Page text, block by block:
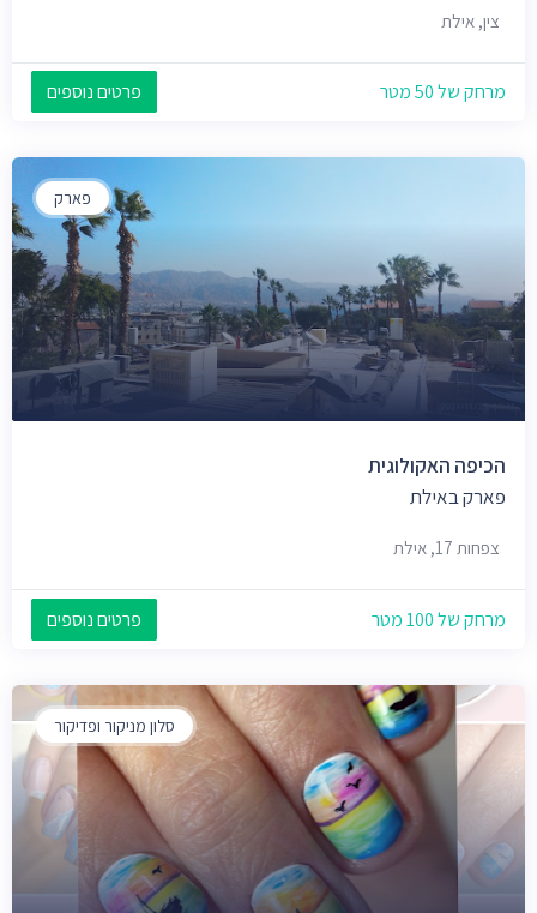
צין, אילת
מרחק של 50 מטר פרטים נוספים
פארק
הכיפה האקולוגית
פארק באילת
צפחות 17, אילת
מרחק של 100 מטר פרטים נוספים
סלון מניקור ופדיקור